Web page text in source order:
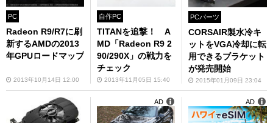
PC
Radeon R9/R7に刷
新するAMDの2013
年GPUロードマップ
2013年10月14日 12:00
自作PC
TITANを追撃！ A
MD「Radeon R9 2
90/290X」の戦力を
チェック
2013年11月05日 15:40
PCパーツ
CORSAIR製水冷キ
ットをVGA冷却に転
用できるブラケット
が発売開始
2015年01月09日 23:04
AD AD